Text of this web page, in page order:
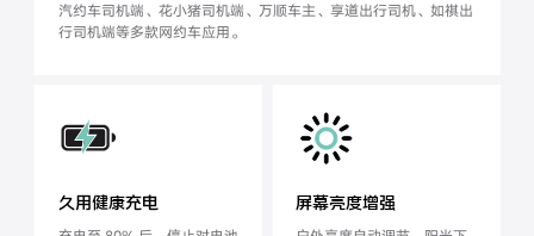
汽约车司机端、花小猪司机端、万顺车主、享道出行司机、如祺出
行司机端等多款网约车应用。
久用健康充电 屏幕亮度增强